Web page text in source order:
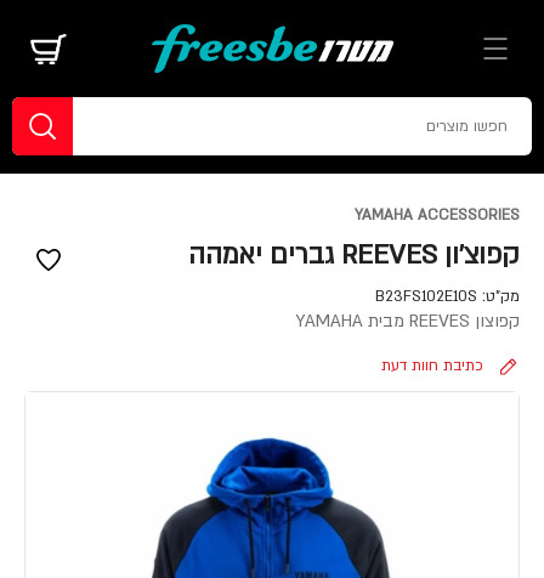
YAMAHA ACCESSORIES
קפוצ'ון REEVES גברים יאמהה
מק"ט: B23FS102E10S
קפוצון REEVES מבית YAMAHA
כתיבת חוות דעת